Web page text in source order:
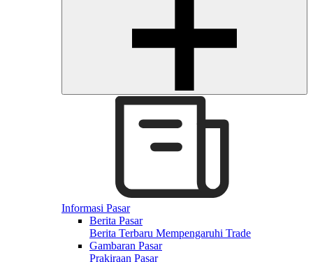
Informasi Pasar
Berita Pasar
Berita Terbaru Mempengaruhi Trade
Gambaran Pasar
Prakiraan Pasar